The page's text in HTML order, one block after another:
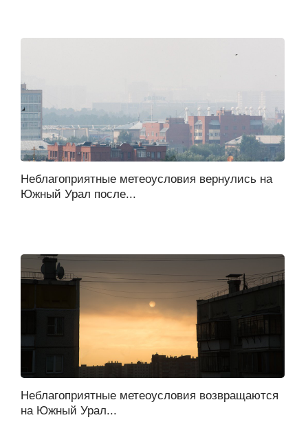
Неблагоприятные метеоусловия вернулись на
Южный Урал после...
Неблагоприятные метеоусловия возвращаются
на Южный Урал...